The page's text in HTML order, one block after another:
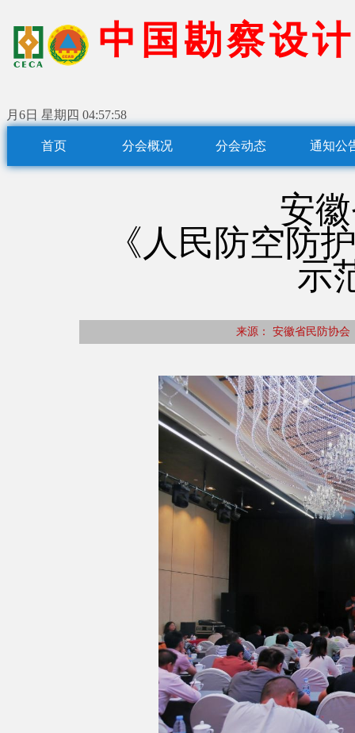
中 国 勘察设计
月6日 星期四 04:57:59
首页 分会概况 分会动态 通知公
安
《人民防空防
示
来源： 安徽省